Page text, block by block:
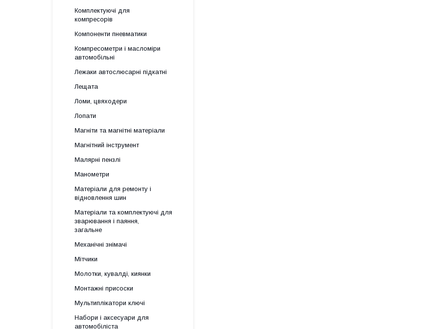
Комплектуючі для
компресорів
Компоненти пневматики
Компресометри і масломіри
автомобільні
Лежаки автослюсарні підкатні
Лещата
Ломи, цвяходери
Лопати
Магніти та магнітні матеріали
Магнітний інструмент
Малярні пензлі
Манометри
Матеріали для ремонту і
відновлення шин
Матеріали та комплектуючі для
зварювання і паяння,
загальне
Механічні знімачі
Мітчики
Молотки, кувалді, киянки
Монтажні присоски
Мультиплікатори ключі
Набори і аксесуари для
автомобіліста